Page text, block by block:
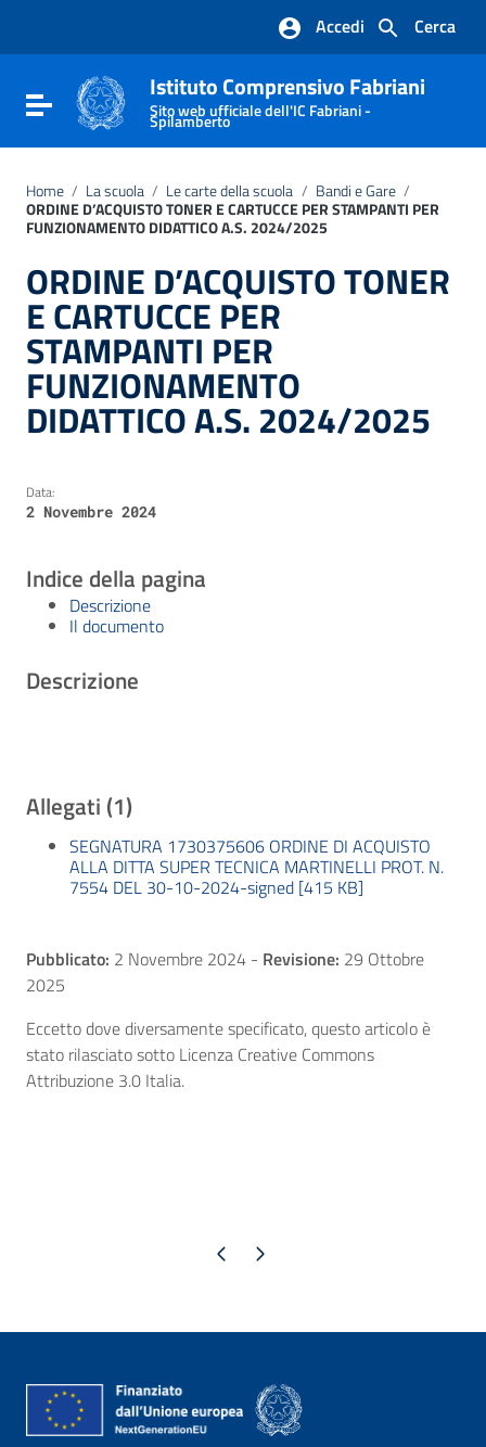
Vai al footer
Cerca
Accedi
Attiva / disattiva la navigazione
Istituto Comprensivo Fabriani
Sito web ufficiale dell'IC Fabriani -
Spilamberto
Home / La scuola / Le carte della scuola / Bandi e Gare /
ORDINE D’ACQUISTO TONER E CARTUCCE PER STAMPANTI PER
FUNZIONAMENTO DIDATTICO A.S. 2024/2025
ORDINE D’ACQUISTO TONER
E CARTUCCE PER
STAMPANTI PER
FUNZIONAMENTO
DIDATTICO A.S. 2024/2025
Data:
2 Novembre 2024
Indice della pagina
Descrizione
Il documento
Descrizione
Allegati (1)
SEGNATURA 1730375606 ORDINE DI ACQUISTO
ALLA DITTA SUPER TECNICA MARTINELLI PROT. N.
7554 DEL 30-10-2024-signed [415 KB]
Pubblicato: 2 Novembre 2024 - Revisione: 29 Ottobre
2025
Eccetto dove diversamente specificato, questo articolo è
stato rilasciato sotto Licenza Creative Commons
Attribuzione 3.0 Italia.
Pagina precedente
Pagina successiva